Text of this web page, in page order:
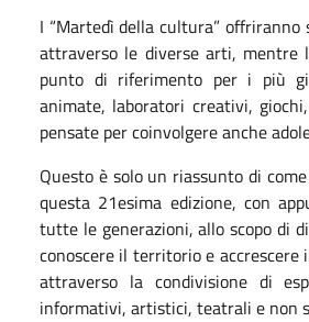
I “Martedì della cultura”
attraverso le diverse arti, mentre
punto di riferimento per i più
animate, laboratori creativi,
pensate per coinvolgere anche
Questo è solo un riassunto di
questa 21esima edizione, con
tutte le generazioni, allo scopo di
conoscere il territorio e accrescere
attraverso la condivisione di
informativi, artistici, teatrali e non